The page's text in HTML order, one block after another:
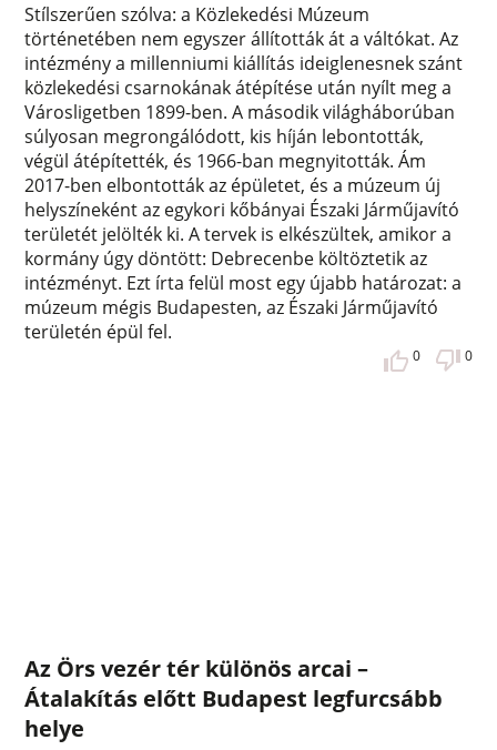
Stílszerűen szólva: a Közlekedési Múzeum
történetében nem egyszer állították át a váltókat. Az
intézmény a millenniumi kiállítás ideiglenesnek szánt
közlekedési csarnokának átépítése után nyílt meg a
Városligetben 1899-ben. A második világháborúban
súlyosan megrongálódott, kis híján lebontották,
végül átépítették, és 1966-ban megnyitották. Ám
2017-ben elbontották az épületet, és a múzeum új
helyszíneként az egykori kőbányai Északi Járműjavító
területét jelölték ki. A tervek is elkészültek, amikor a
kormány úgy döntött: Debrecenbe költöztetik az
intézményt. Ezt írta felül most egy újabb határozat: a
múzeum mégis Budapesten, az Északi Járműjavító
területén épül fel.
0 0
Az Örs vezér tér különös arcai –
Átalakítás előtt Budapest legfurcsább
helye